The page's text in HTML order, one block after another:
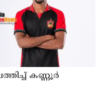
കണ്ണൂർ